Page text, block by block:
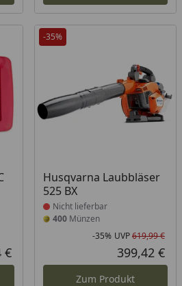
Aktueller Preis
€
-35%
Husqvarna Laubbläser
525 BX
Produkt nicht lieferbar
Nicht lieferbar
400Münzen
-35% UVP619,99 €
399,42 €
Zum Produkt